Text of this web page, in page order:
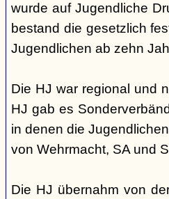
wurde auf Jugendliche
bestand die gesetzlich
Jugendlichen ab zehn
Die HJ war regional und
HJ gab es
in denen die
von Wehrmacht, SA und
Die HJ übernahm von